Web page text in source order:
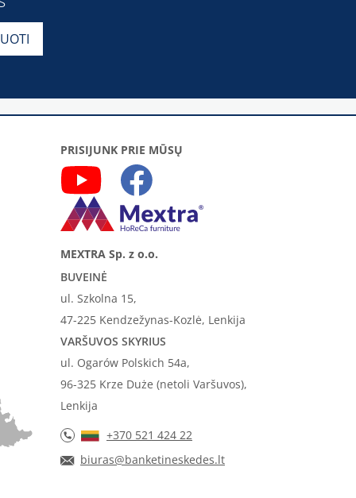
PRISIJUNK PRIE MŪSŲ
MEXTRA Sp. z o.o.
BUVEINĖ
ul. Szkolna 15,
47-225 Kendzežynas-Kozlė, Lenkija
VARŠUVOS SKYRIUS
ul. Ogarów Polskich 54a,
96-325 Krze Duże (netoli Varšuvos),
Lenkija
+370 521 424 22
biuras@banketineskedes.lt